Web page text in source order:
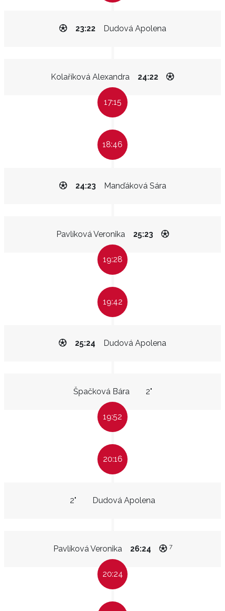
Dudová Apolena
23:22
Kolaříková Alexandra 24:22
17:15
18:46
Manďáková Sára
24:23
Pavlíková Veronika 25:23
19:28
19:42
Dudová Apolena
25:24
Špačková Bára 2"
19:52
20:16
Dudová Apolena
2"
Pavlíková Veronika 26:24 7
20:24